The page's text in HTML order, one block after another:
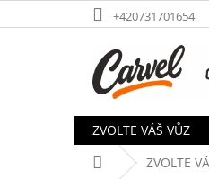
na
+420731701654
ZVOLTE VÁŠ VŮZ
Domů ZVOLTE